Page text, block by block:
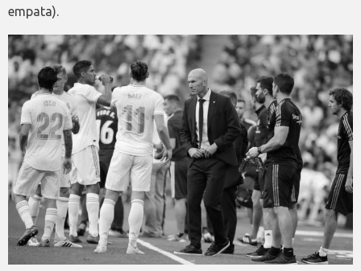
empata).